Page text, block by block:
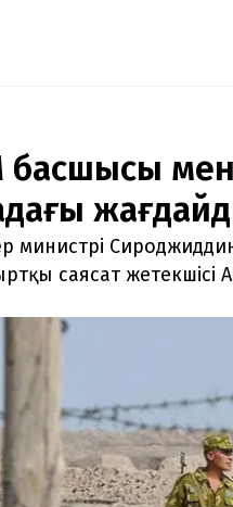
нөмір
Тек email
басшысы
министрі
саясат